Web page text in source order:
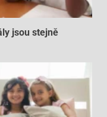
jsou stejně